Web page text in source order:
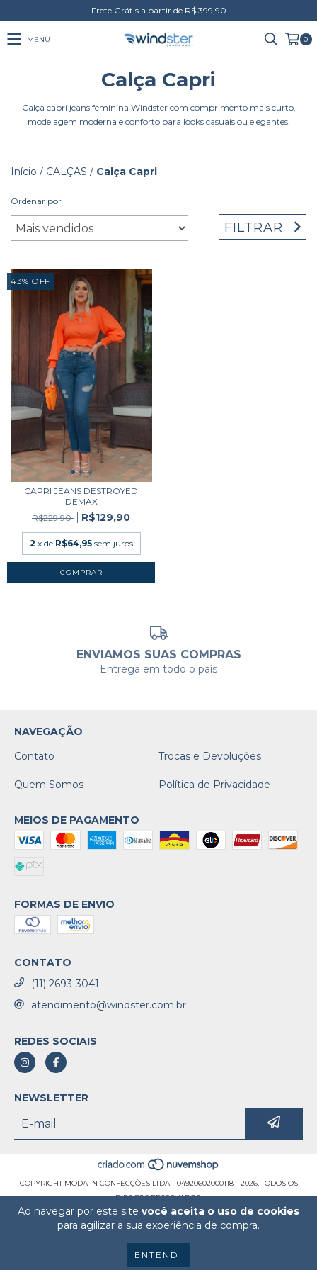
Ao navegar por este site você aceita o uso de cookies
para agilizar a sua experiência de compra.
ENTENDI
Frete Grátis a partir de R$ 399,90
MENU 0
Calça Capri
Calça capri jeans feminina Windster com comprimento mais curto,
modelagem moderna e conforto para looks casuais ou elegantes.
Início / CALÇAS / Calça Capri
Ordenar por
FILTRAR
43% OFF
CAPRI JEANS DESTROYED
DEMAX
R$229,90
R$129,90
2 x de R$64,95 sem juros
COMPRAR
ENVIAMOS SUAS COMPRAS
Entrega em todo o país
NAVEGAÇÃO
Contato
Trocas e Devoluções
Quem Somos Política de Privacidade
MEIOS DE PAGAMENTO
FORMAS DE ENVIO
CONTATO
(11) 2693-3041
atendimento@windster.com.br
REDES SOCIAIS
NEWSLETTER
COPYRIGHT MODA IN CONFECÇÕES LTDA - 04920602000118 - 2026. TODOS OS
DIREITOS RESERVADOS.